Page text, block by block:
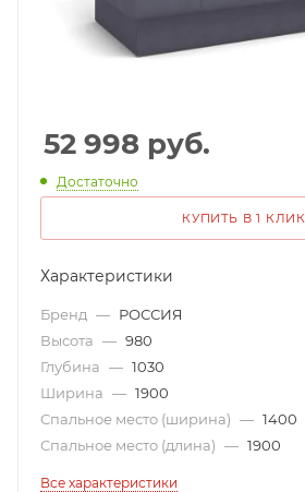
52 998 руб.
Достаточно
КУПИТЬ В 1 КЛИК
Характеристики
Бренд — РОССИЯ
Высота — 980
Глубина — 1030
Ширина — 1900
Спальное место (ширина) — 1400
Спальное место (длина) — 1900
Все характеристики